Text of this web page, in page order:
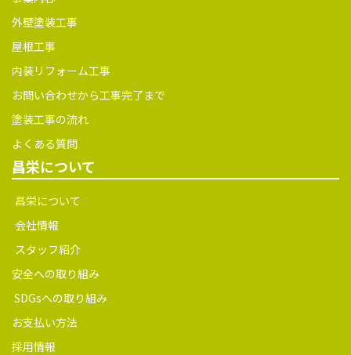
外壁塗装工事
屋根工事
内装リフォーム工事
お問い合わせから工事完了まで
塗装工事の流れ
よくある質問
昌栄について
昌栄について
会社情報
スタッフ紹介
安全への取り組み
SDGsへの取り組み
お支払い方法
採用情報